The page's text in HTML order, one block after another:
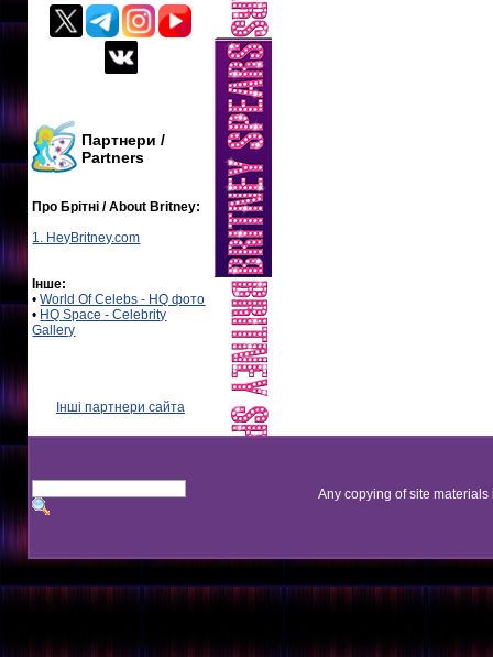
Партнери /
Partners
Про Брітні / About Britney:
1. HeyBritney.com
Інше:
•World Of Celebs - HQ фото
• HQ Space - Celebrity
Gallery
Інші партнери сайта
Any copying of site